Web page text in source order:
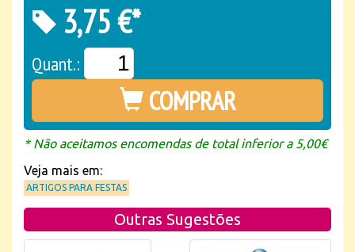
3,75 €*
Quant.:
COMPRAR
* Não aceitamos encomendas de total inferior a 5,00€
Veja mais em:
ARTIGOS PARA FESTAS
Outras Sugestões